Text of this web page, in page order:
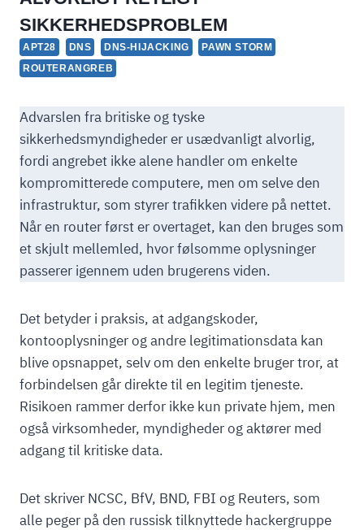
SIKKERHEDSPROBLEM
APT28 DNS DNS-HIJACKING
PAWN STORM
ROUTERANGREB
Advarslen fra britiske og tyske
sikkerhedsmyndigheder er usædvanligt alvorlig,
fordi angrebet ikke alene handler om enkelte
kompromitterede computere, men om selve den
infrastruktur, som styrer trafikken videre på nettet.
Når en router først er overtaget, kan den bruges som
et skjult mellemled, hvor følsomme oplysninger
passerer igennem uden brugerens viden.
Det betyder i praksis, at adgangskoder,
kontooplysninger og andre legitimationsdata kan
blive opsnappet, selv om den enkelte bruger tror, at
forbindelsen går direkte til en legitim tjeneste.
Risikoen rammer derfor ikke kun private hjem, men
også virksomheder, myndigheder og aktører med
adgang til kritiske data.
Det skriver NCSC, BfV, BND, FBI og Reuters, som
alle peger på den russisk tilknyttede hackergruppe